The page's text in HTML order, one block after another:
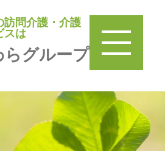
訪問介護・介護
スは
らグループ
静岡の訪問介護・介護サービ
スは
麦わらグループ
＞